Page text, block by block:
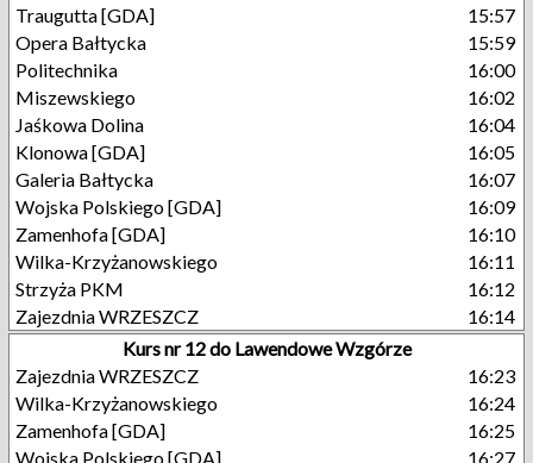
Traugutta [GDA]
15:57
Opera Bałtycka
15:59
Politechnika
16:00
Miszewskiego
16:02
Jaśkowa Dolina
16:04
Klonowa [GDA]
16:05
Galeria Bałtycka
16:07
Wojska Polskiego [GDA]
16:09
Zamenhofa [GDA]
16:10
Wilka-Krzyżanowskiego
16:11
Strzyża PKM
16:12
Zajezdnia WRZESZCZ
16:14
Kurs nr 12 do Lawendowe Wzgórze
Zajezdnia WRZESZCZ
16:23
Wilka-Krzyżanowskiego
16:24
Zamenhofa [GDA]
16:25
Wojska Polskiego [GDA]
16:27